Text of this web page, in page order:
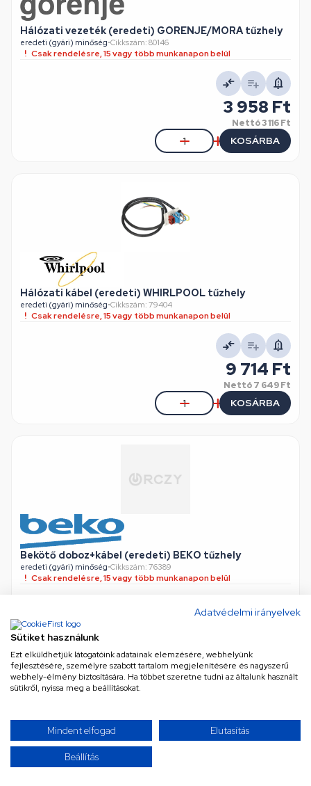
Adatvédelmi irányelvek
Sütiket használunk
Ezt elküldhetjük látogatóink adatainak elemzésére, webhelyünk
fejlesztésére, személyre szabott tartalom megjelenítésére és nagyszerű
webhely-élmény biztosítására. Ha többet szeretne tudni az általunk használt
sütikről, nyissa meg a beállításokat.
Mindent elfogad Elutasítás
Beállítás
Hálózati vezeték (eredeti) GORENJE/MORA tűzhely
eredeti (gyári) minőség•Cikkszám: 80146
Csak rendelésre, 15 vagy több munkanapon belül
3 958 Ft
Nettó3 116 Ft
KOSÁRBA
Hálózati kábel (eredeti) WHIRLPOOL tűzhely
eredeti (gyári) minőség•Cikkszám: 79404
Csak rendelésre, 15 vagy több munkanapon belül
9 714 Ft
Nettó7 649 Ft
KOSÁRBA
Bekötő doboz+kábel (eredeti) BEKO tűzhely
eredeti (gyári) minőség•Cikkszám: 76389
Csak rendelésre, 15 vagy több munkanapon belül
KOSÁRBA
TOVÁBBIAK BETÖLTÉSE